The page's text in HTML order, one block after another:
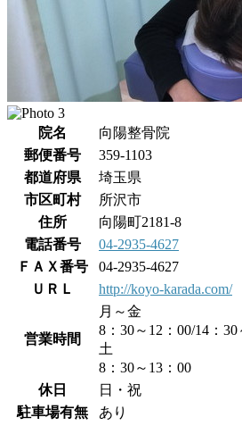
院名
向陽整骨院
郵便番号
359-1103
都道府県
埼玉県
市区町村
所沢市
住所
向陽町2181-8
電話番号
04-2935-4627
ＦＡＸ番号
04-2935-4627
ＵＲＬ
http://koyo-karada.com/
営業時間
月～金
8：30～12：00/14：30
土
8：30～13：00
休日
日・祝
駐車場有無
あり